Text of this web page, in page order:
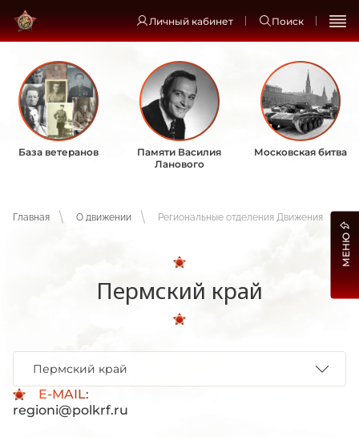
Личный кабинет Поиск
База ветеранов
Памяти Василия
Ланового
Московская битва
Главная О движении Региональные отделения Движения
Пермский край
E-MAIL:
regioni@polkrf.ru
Пермский край
МЕНЮ